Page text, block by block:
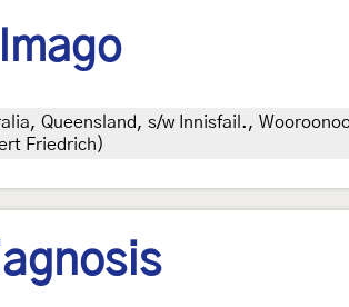
Queensland, s/w Innisfail.,
Friedrich)